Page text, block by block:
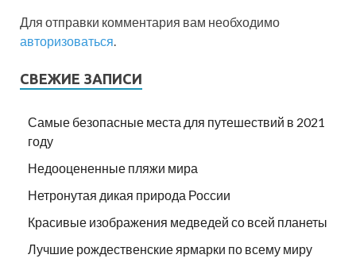
Для отправки комментария вам необходимо
авторизоваться
СВЕЖИЕ ЗАПИСИ
Самые безопасные места для путешествий в 2021
году
Недооцененные пляжи мира
Нетронутая дикая природа России
Красивые изображения медведей со всей планеты
Лучшие рождественские ярмарки по всему миру